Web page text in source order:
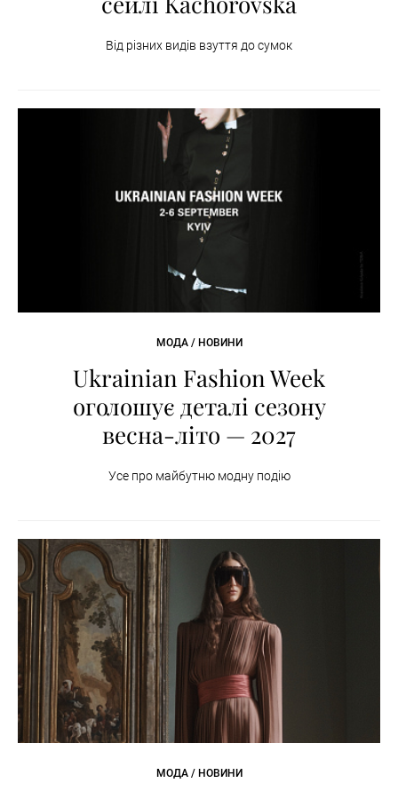
Від різних видів взуття до сумок
МОДА / НОВИНИ
Ukrainian Fashion Week
оголошує деталі сезону
весна-літо — 2027
Усе про майбутню модну подію
МОДА / НОВИНИ